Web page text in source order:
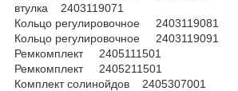
втулка 2403119071
Кольцо регулировочное 2403119081
Кольцо регулировочное 2403119091
Ремкомплект 2405111501
Ремкомплект 2405211501
Комплект солинойдов 2405307001